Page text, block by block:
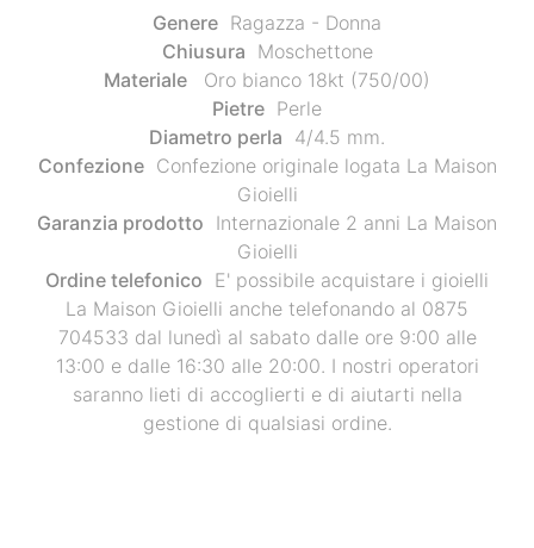
Genere Ragazza - Donna
Chiusura Moschettone
Materiale
Oro bianco 18kt (750/00)
Pietre Perle
Diametro perla 4/4.5 mm.
Confezione Confezione originale logata La Maison
Gioielli
Garanzia prodotto Internazionale 2 anni La Maison
Gioielli
Ordine telefonico E' possibile acquistare i gioielli
La Maison Gioielli anche telefonando al 0875
704533 dal lunedì al sabato dalle ore 9:00 alle
13:00 e dalle 16:30 alle 20:00. I nostri operatori
saranno lieti di accoglierti e di aiutarti nella
gestione di qualsiasi ordine.